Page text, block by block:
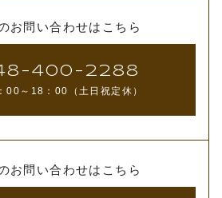
お問い合わせはこちら
400-2288
00～18：00（土日祝定休）
お問い合わせはこちら